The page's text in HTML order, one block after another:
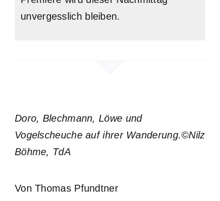
unvergesslich bleiben.
Doro, Blechmann, Löwe und
Vogelscheuche auf ihrer Wanderung.©Nilz
Böhme, TdA
Von Thomas Pfundtner